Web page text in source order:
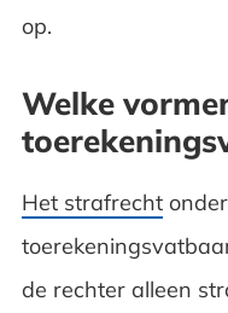
op.
Welke
Het strafrecht
de rechter alleen